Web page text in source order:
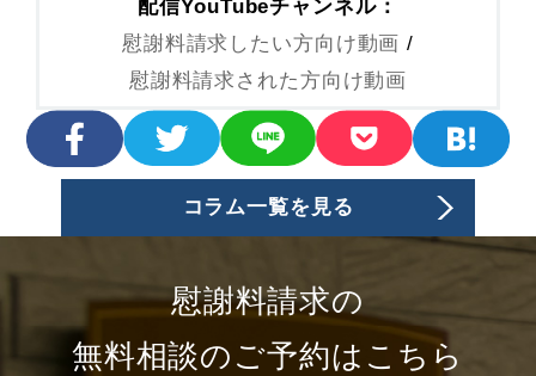
配信YouTubeチャンネル：
慰謝料請求したい方向け動画 /
慰謝料請求された方向け動画
コラム一覧を見る
慰謝料請求の
無料相談のご予約はこちら